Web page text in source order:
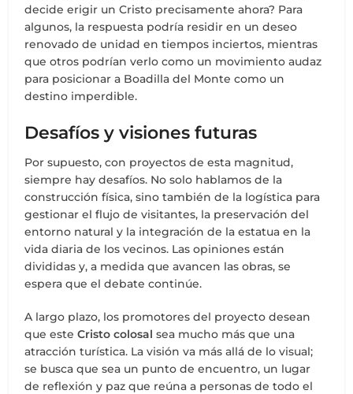
decide erigir un Cristo precisamente ahora? Para
algunos, la respuesta podría residir en un deseo
renovado de unidad en tiempos inciertos, mientras
que otros podrían verlo como un movimiento audaz
para posicionar a Boadilla del Monte como un
destino imperdible.
Desafíos y visiones futuras
Por supuesto, con proyectos de esta magnitud,
siempre hay desafíos. No solo hablamos de la
construcción física, sino también de la logística para
gestionar el flujo de visitantes, la preservación del
entorno natural y la integración de la estatua en la
vida diaria de los vecinos. Las opiniones están
divididas y, a medida que avancen las obras, se
espera que el debate continúe.
A largo plazo, los promotores del proyecto desean
que esteCristo colosal sea mucho más que una
atracción turística. La visión va más allá de lo visual;
se busca que sea un punto de encuentro, un lugar
de reflexión y paz que reúna a personas de todo el